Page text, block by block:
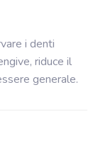
i denti
riduce il
generale.